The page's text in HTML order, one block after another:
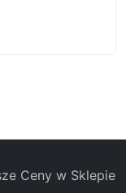
Ceny w Sklepie